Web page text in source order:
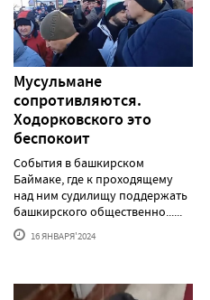
Мусульмане
сопротивляются.
Ходорковского это
беспокоит
События в башкирском
Баймаке, где к проходящему
над ним судилищу поддержать
башкирского общественно......
16 ЯНВАРЯ'2024